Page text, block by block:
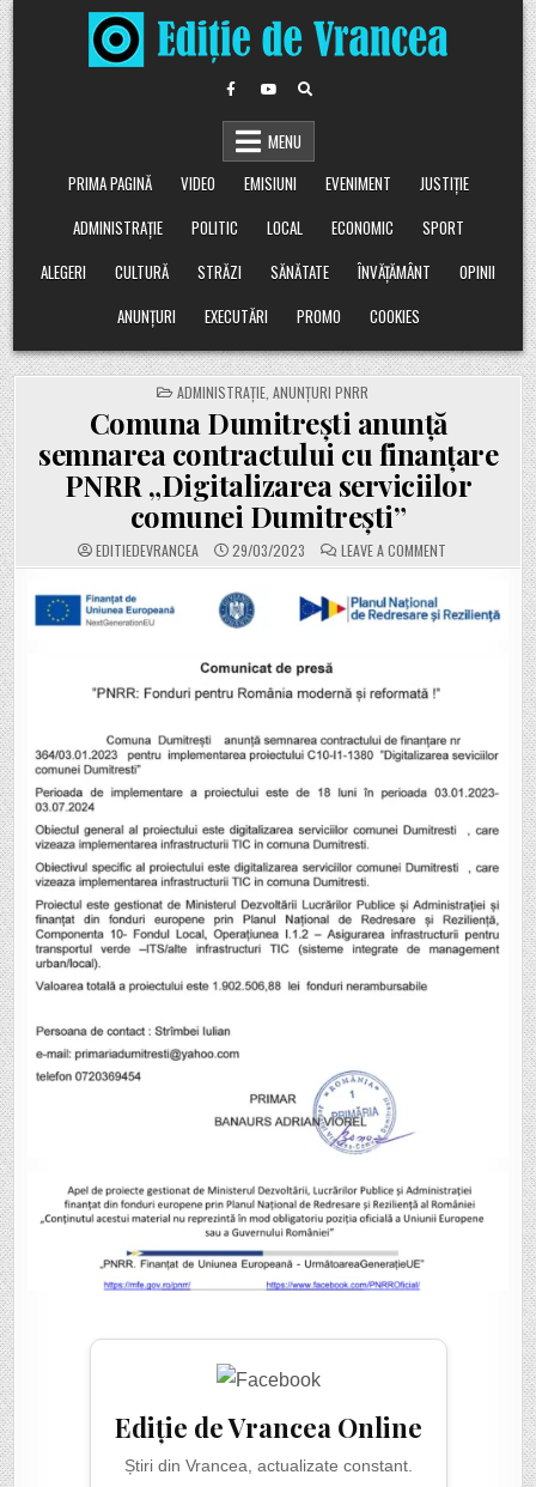
Skip
to
content
MENU
PRIMA PAGINĂ
VIDEO EMISIUNI EVENIMENT
JUSTIȚIE
ADMINISTRAȚIE
POLITIC LOCAL ECONOMIC
SPORT
ALEGERI
CULTURĂ STRĂZI SĂNĂTATE ÎNVĂȚĂMÂNT
OPINII
ANUNȚURI
EXECUTĂRI PROMO COOKIES
POSTED
IN
ADMINISTRAȚIE, ANUNȚURI PNRR
Comuna Dumitrești anunță
semnarea contractului cu finanțare
PNRR „Digitalizarea serviciilor
comunei Dumitrești”
EDITIEDEVRANCEA 29/03/2023 LEAVE A COMMENT
COMUNA
SEMNAREA
CONTRACTULUI
„DIGITALIZAREA
Ediție de Vrancea Online
Știri din Vrancea, actualizate constant.